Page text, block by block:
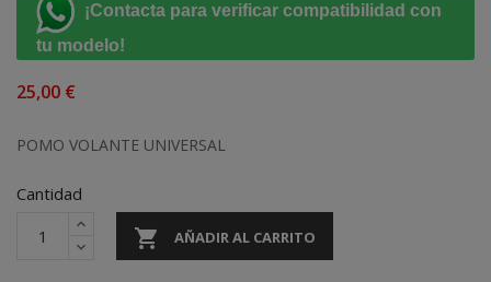
¡Contacta para verificar compatibilidad con
tu modelo!
25,00 €
POMO VOLANTE UNIVERSAL
Cantidad
 AÑADIR AL CARRITO